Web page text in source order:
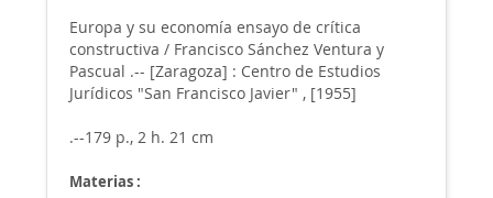
Europa y su economía ensayo de crítica
constructiva / Francisco Sánchez Ventura y
Pascual .-- [Zaragoza] : Centro de Estudios
Jurídicos "San Francisco Javier" , [1955]
.--179 p., 2 h. 21 cm
Materias :